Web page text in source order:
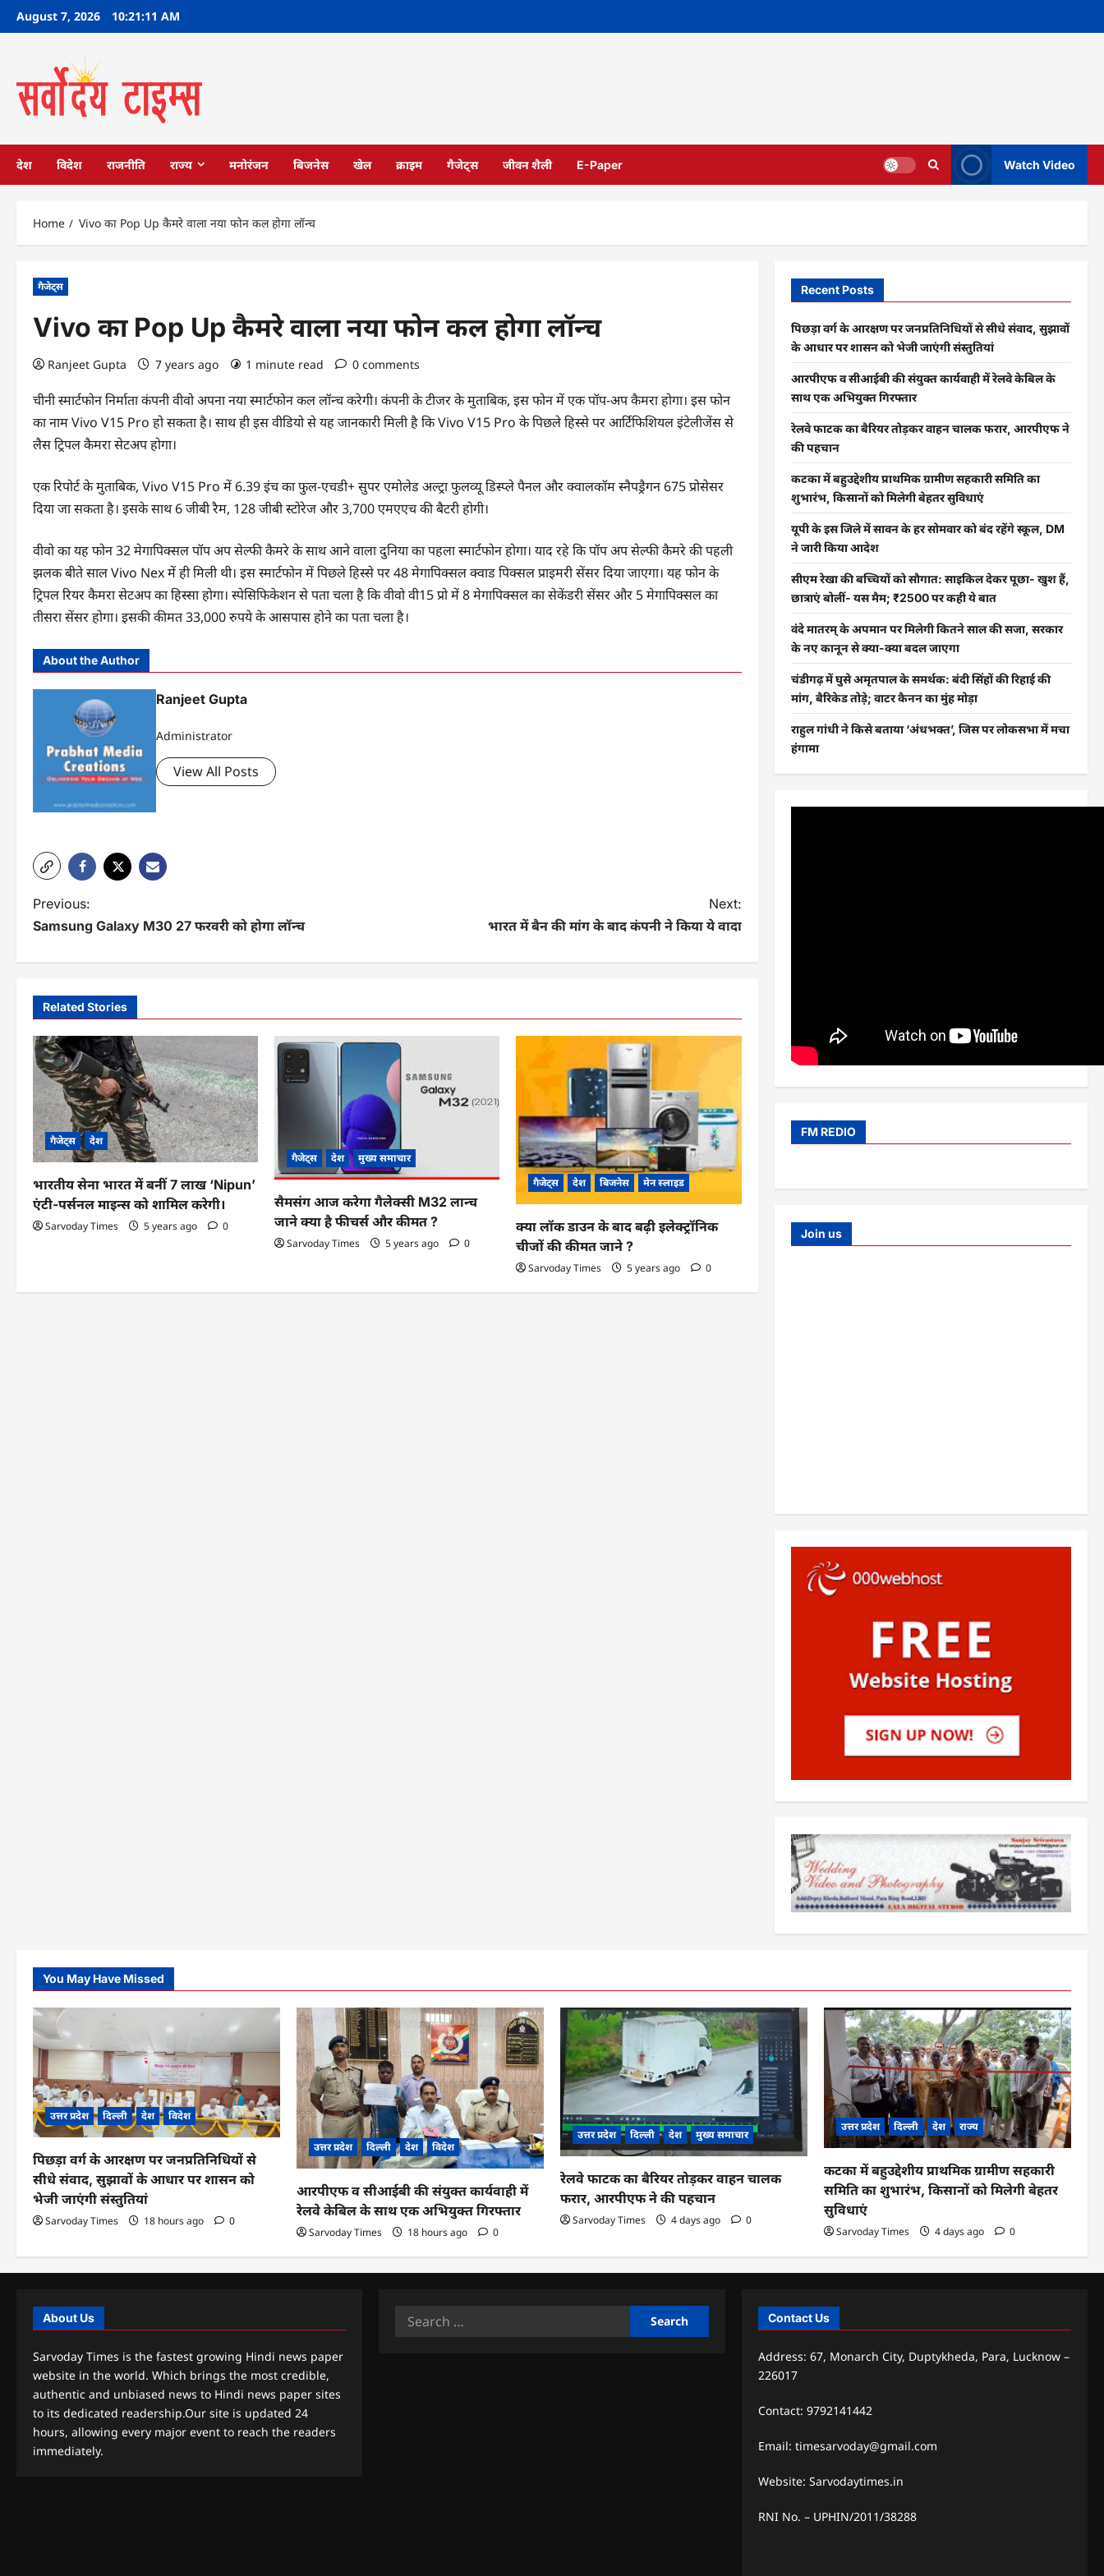
SkipAugust 7, 2026 10:21:12 AM
देश विदेश राजनीति राज्य मनोरंजन बिजनेस खेल क्राइम गैजेट्स जीवन शैली E-Paper Watch Video
Home Vivo का Pop Up कैमरे वाला नया फोन कल होगा लॉन्च
गैजेट्स
Vivo का Pop Up कैमरे वाला नया फोन कल होगा लॉन्च
Ranjeet Gupta 7 years ago 1 minute read 0 comments
चीनी स्मार्टफोन निर्माता कंपनी वीवो अपना नया स्मार्टफोन कल लॉन्च करेगी। कंपनी के टीजर के मुताबिक, इस फोन में एक पॉप-अप कैमरा होगा। इस फोन
का नाम Vivo V15 Pro हो सकता है। साथ ही इस वीडियो से यह जानकारी मिली है कि Vivo V15 Pro के पिछले हिस्से पर आर्टिफिशियल इंटेलीजेंस से
लैस ट्रिपल कैमरा सेटअप होगा।
एक रिपोर्ट के मुताबिक, Vivo V15 Pro में 6.39 इंच का फुल-एचडी+ सुपर एमोलेड अल्ट्रा फुलव्यू डिस्प्ले पैनल और क्वालकॉम स्नैपड्रैगन 675 प्रोसेसर
दिया जा सकता है। इसके साथ 6 जीबी रैम, 128 जीबी स्टोरेज और 3,700 एमएएच की बैटरी होगी।
वीवो का यह फोन 32 मेगापिक्सल पॉप अप सेल्फी कैमरे के साथ आने वाला दुनिया का पहला स्मार्टफोन होगा। याद रहे कि पॉप अप सेल्फी कैमरे की पहली
झलक बीते साल Vivo Nex में ही मिली थी। इस स्मार्टफोन में पिछले हिस्से पर 48 मेगापिक्सल क्वाड पिक्सल प्राइमरी सेंसर दिया जाएगा। यह फोन के
ट्रिपल रियर कैमरा सेटअप का हिस्सा होगा। स्पेसिफिकेशन से पता चला है कि वीवो वी15 प्रो में 8 मेगापिक्सल का सेकेंडरी सेंसर और 5 मेगापिक्सल का
तीसरा सेंसर होगा। इसकी कीमत 33,000 रुपये के आसपास होने का पता चला है।
About the Author
Ranjeet Gupta
Administrator
View All Posts
P
o
s
t
n
a
v
i
g
t
i
n
Previous:
Samsung Galaxy M30 27 फरवरी को होगा लॉन्च
Next:
भारत में बैन की मांग के बाद कंपनी ने किया ये वादा
Related Stories
गैजेट्स देश
भारतीय सेना भारत में बनीं 7 लाख ‘Nipun’
एंटी-पर्सनल माइन्स को शामिल करेगी।
Sarvoday Times 5 years ago 0
गैजेट्स देश मुख्य समाचार
सैमसंग आज करेगा गैलेक्सी M32 लान्च
जाने क्या है फीचर्स और कीमत ?
Sarvoday Times 5 years ago 0
गैजेट्स देश बिजनेस मेन स्लाइड
क्या लॉक डाउन के बाद बढ़ी इलेक्ट्रॉनिक
चीजों की कीमत जाने ?
Sarvoday Times 5 years ago 0
Recent Posts
पिछड़ा वर्ग के आरक्षण पर जनप्रतिनिधियों से सीधे संवाद, सुझावों
के आधार पर शासन को भेजी जाएंगी संस्तुतियां
आरपीएफ व सीआईबी की संयुक्त कार्यवाही में रेलवे केबिल के
साथ एक अभियुक्त गिरफ्तार
रेलवे फाटक का बैरियर तोड़कर वाहन चालक फरार, आरपीएफ ने
की पहचान
कटका में बहुउद्देशीय प्राथमिक ग्रामीण सहकारी समिति का
शुभारंभ, किसानों को मिलेगी बेहतर सुविधाएं
यूपी के इस जिले में सावन के हर सोमवार को बंद रहेंगे स्कूल, DM
ने जारी किया आदेश
सीएम रेखा की बच्चियों को सौगात: साइकिल देकर पूछा- खुश हैं,
छात्राएं बोलीं- यस मैम; ₹2500 पर कही ये बात
वंदे मातरम् के अपमान पर मिलेगी कितने साल की सजा, सरकार
के नए कानून से क्या-क्या बदल जाएगा
चंडीगढ़ में घुसे अमृतपाल के समर्थक: बंदी सिंहों की रिहाई की
मांग, बैरिकेड तोड़े; वाटर कैनन का मुंह मोड़ा
राहुल गांधी ने किसे बताया ‘अंधभक्त’, जिस पर लोकसभा में मचा
हंगामा
FM REDIO
Join us
You May Have Missed
उत्तर प्रदेश दिल्ली देश विदेश
पिछड़ा वर्ग के आरक्षण पर जनप्रतिनिधियों से
सीधे संवाद, सुझावों के आधार पर शासन को
भेजी जाएंगी संस्तुतियां
Sarvoday Times 18 hours ago 0
उत्तर प्रदेश दिल्ली देश विदेश
आरपीएफ व सीआईबी की संयुक्त कार्यवाही में
रेलवे केबिल के साथ एक अभियुक्त गिरफ्तार
Sarvoday Times 18 hours ago 0
उत्तर प्रदेश दिल्ली देश मुख्य समाचार
रेलवे फाटक का बैरियर तोड़कर वाहन चालक
फरार, आरपीएफ ने की पहचान
Sarvoday Times 4 days ago 0
उत्तर प्रदेश दिल्ली देश राज्य
कटका में बहुउद्देशीय प्राथमिक ग्रामीण सहकारी
समिति का शुभारंभ, किसानों को मिलेगी बेहतर
सुविधाएं
Sarvoday Times 4 days ago 0
About Us
Sarvoday Times is the fastest growing Hindi news paper
website in the world. Which brings the most credible,
authentic and unbiased news to Hindi news paper sites
to its dedicated readership.Our site is updated 24
hours, allowing every major event to reach the readers
immediately.
Search
Contact Us
Address: 67, Monarch City, Duptykheda, Para, Lucknow –
226017
Contact: 9792141442
Email: timesarvoday@gmail.com
Website: Sarvodaytimes.in
RNI No. – UPHIN/2011/38288